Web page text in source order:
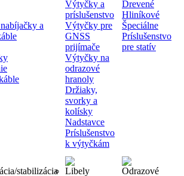
a
Výtyčky a
príslušenstvo
Výtyčky pre
GNSS
prijímače
Výtyčky na
odrazové
hranoly
Držiaky,
svorky a
kolísky
Nadstavce
Príslušenstvo
k výtyčkám
Drevené
Hliníkové
Špeciálne
Príslušenstvo
pre statív